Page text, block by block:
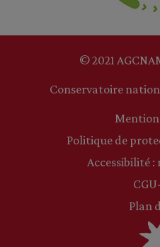
© 2021
Conservatoire
Politique de
Accessibilité
Plan